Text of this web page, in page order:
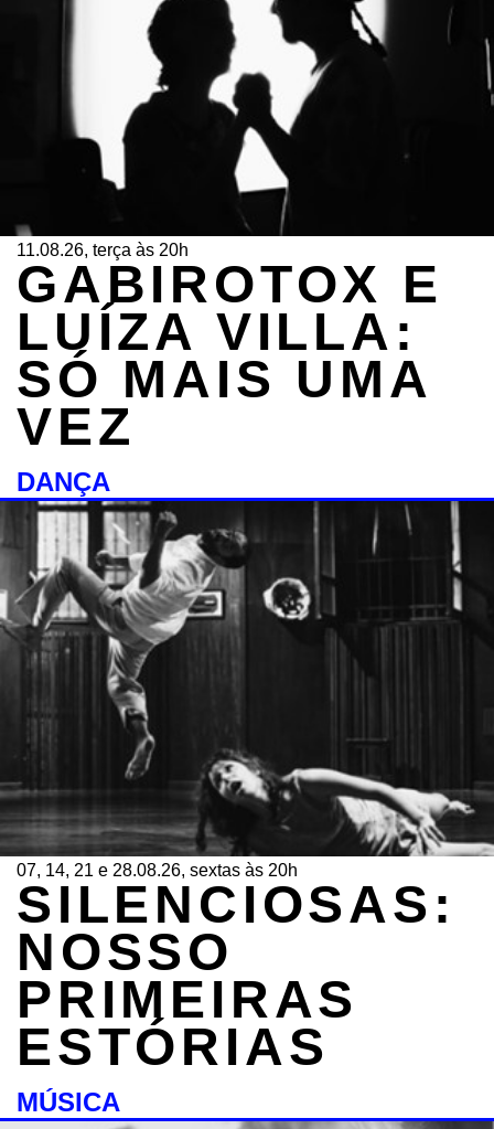
11.08.26, terça às 20h
GABIROTOX E
LUÍZA VILLA:
SÓ MAIS UMA
VEZ
DANÇA
07, 14, 21 e 28.08.26, sextas às 20h
SILENCIOSAS:
NOSSO
PRIMEIRAS
ESTÓRIAS
MÚSICA